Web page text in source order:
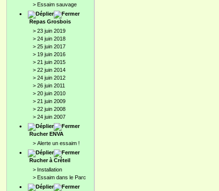
> Essaim sauvage
Repas Grosbois
> 23 juin 2019
> 24 juin 2018
> 25 juin 2017
> 19 juin 2016
> 21 juin 2015
> 22 juin 2014
> 24 juin 2012
> 26 juin 2011
> 20 juin 2010
> 21 juin 2009
> 22 juin 2008
> 24 juin 2007
Rucher ENVA
> Alerte un essaim !
Rucher à Créteil
> Installation
> Essaim dans le Parc